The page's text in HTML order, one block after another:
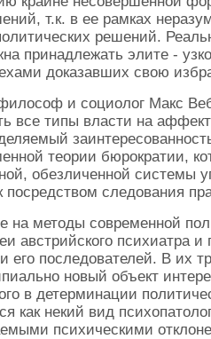
т.к. в ее рамках
решений.
принадлежать элите -
доказавших свою
и социолог Макс
все типы власти на
теории бюрократии,
обезличенной системы
посредством следования
на методы современной
австрийского психиатра и
его последователей. В их
новый объект
в детерминации
как некий вид
психическими